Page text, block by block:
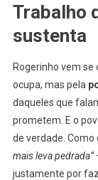
Trabalho
sustenta
Rogerinho vem
ocupa, mas pela
daqueles que
prometem. E o
de verdade. Como
mais leva pedrada”
justamente por